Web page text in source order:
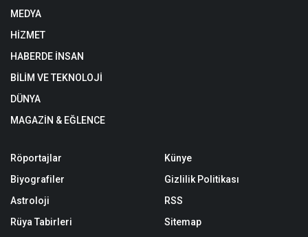
MEDYA
HİZMET
HABERDE İNSAN
BİLİM VE TEKNOLOJİ
DÜNYA
MAGAZİN & EĞLENCE
Röportajlar
Biyografiler
Astroloji
Rüya Tabirleri
Künye
Gizlilik Politikası
RSS
Sitemap